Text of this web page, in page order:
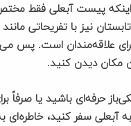
پیست آبعلی فقط
نیز با تفریحاتی
علاقه‌مندان است. پس
مکان دیدن کنید.
حرفه‌ای باشید یا صرفاً
آبعلی سفر کنید، خاطره‌ای